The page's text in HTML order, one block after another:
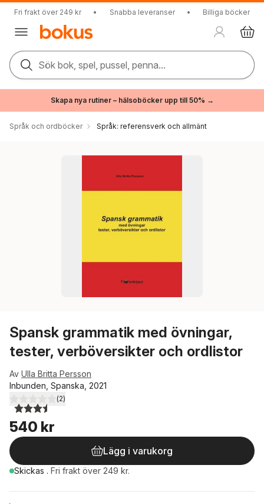
Fri frakt över 249 kr • Snabba leveranser • Billiga böcker
Sök bok, spel, pussel, penna...
Skapa nya rutiner – hälsoböcker upp till 50% →
Språk och ordböcker Språk: referensverk och allmänt
Spansk grammatik med övningar,
tester, verböversikter och ordlistor
Av Ulla Britta Persson
Inbunden, Spanska, 2021
3,5utav 5 stjärnor. Totalt antal röster:
(2)
540 kr
Lägg i varukorg
Skickas . Fri frakt över 249 kr.